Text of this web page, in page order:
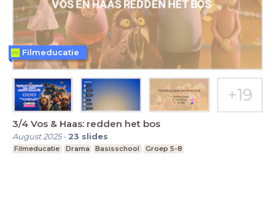
3/4 Vos & Haas: redden het bos
August 2025- 23 slides
Filmeducatie Drama Basisschool Groep 5-8
Filmeducatie